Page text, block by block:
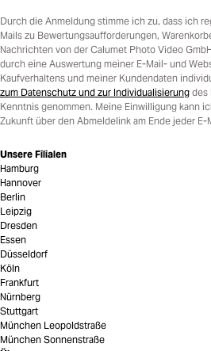
Durch die Anmeldung stimme ich zu, dass ich
Mails zu Bewertungsaufforderungen,
Nachrichten von der Calumet Photo Video
durch eine Auswertung meiner E-Mail- und
Kaufverhaltens und meiner Kundendaten
zum Datenschutz und zur Individualisierung des
Kenntnis genommen. Meine Einwilligung kann
Zukunft über den Abmeldelink am Ende jeder E-
Unsere Filialen
Hamburg
Hannover
Berlin
Leipzig
Dresden
Essen
Düsseldorf
Köln
Frankfurt
Nürnberg
Stuttgart
München Leopoldstraße
München Sonnenstraße